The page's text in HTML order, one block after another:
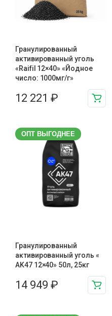
Гранулированный
активированный уголь
«Raifil 12×40» «Йодное
число: 1000мг/г»
12 221 ₽
ОПТ ВЫГОДНЕЕ
Гранулированный
активированный уголь «
AK47 12×40» 50л, 25кг
14 949 ₽